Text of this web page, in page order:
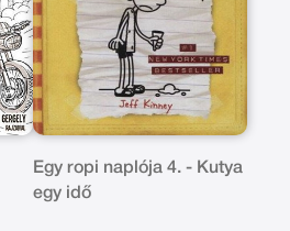
Egy ropi naplója 4. - Kutya
egy idő